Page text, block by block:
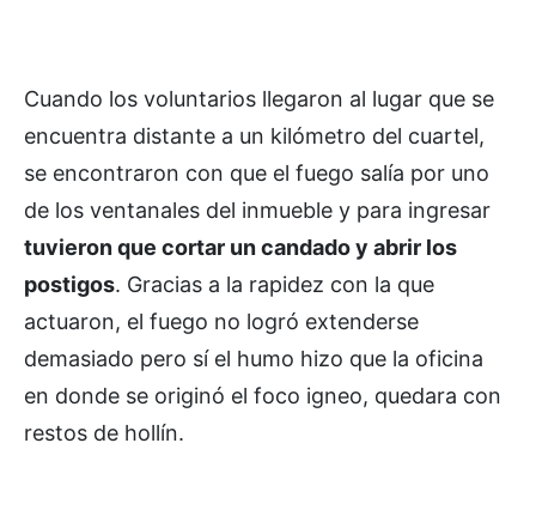
Cuando los voluntarios llegaron al lugar que se
encuentra distante a un kilómetro del cuartel,
se encontraron con que el fuego salía por uno
de los ventanales del inmueble y para ingresar
tuvieron que cortar un candado y abrir los
postigos. Gracias a la rapidez con la que
actuaron, el fuego no logró extenderse
demasiado pero sí el humo hizo que la oficina
en donde se originó el foco igneo, quedara con
restos de hollín.